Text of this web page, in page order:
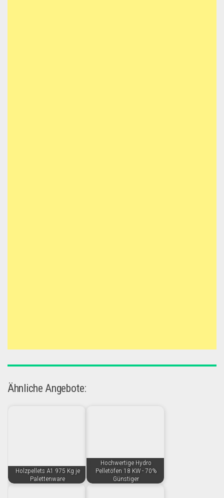
Ähnliche Angebote:
Holzpellets A1 975 Kg je
Palettenware
Hochwertige Hydro
Pelletöfen 18 KW - 70%
Günstiger